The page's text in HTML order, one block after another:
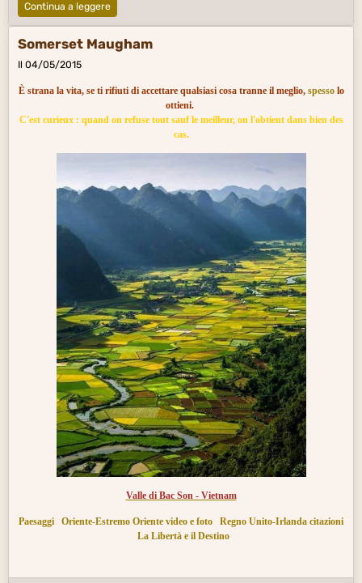
Continua a leggere
Somerset Maugham
Il 04/05/2015
È strana la vita, se ti rifiuti di accettare qualsiasi cosa tranne il meglio, spessolo
ottieni.
C'est curieux : quand on refuse tout sauf le meilleur, on l'obtient dans bien des
cas.
Valle di Bac Son - Vietnam
Paesaggi Oriente-Estremo Oriente video e foto
Regno Unito-Irlanda citazioni
La Libertà e il Destino